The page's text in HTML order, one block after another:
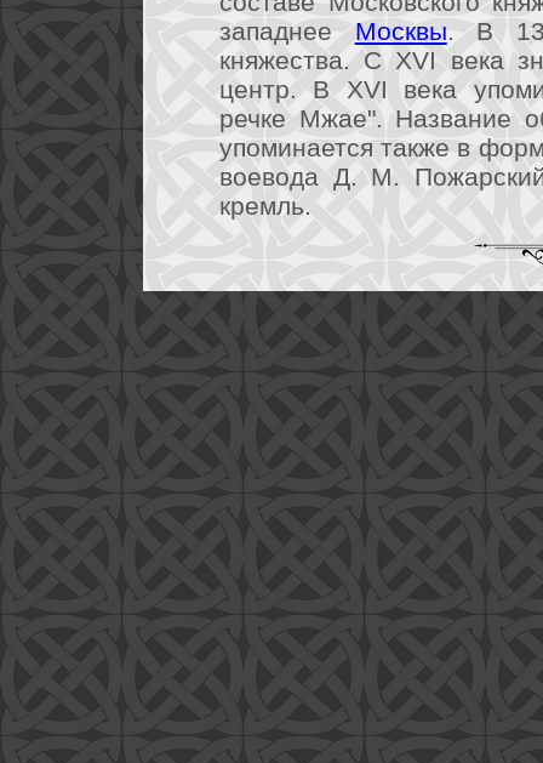
западнее Москвы. В
княжества. С XVI века
центр. В XVI века
речке Мжае". Название
упоминается также в
воевода Д. М.
кремль.